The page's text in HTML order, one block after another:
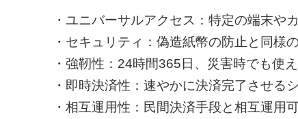
・ユニバーサルアクセス：特定の端末や
・セキュリティ：偽造紙幣の防止と同様
・強靭性：24時間365日、災害時でも使
・即時決済性：速やかに決済完了させる
・相互運用性：民間決済手段と相互運用